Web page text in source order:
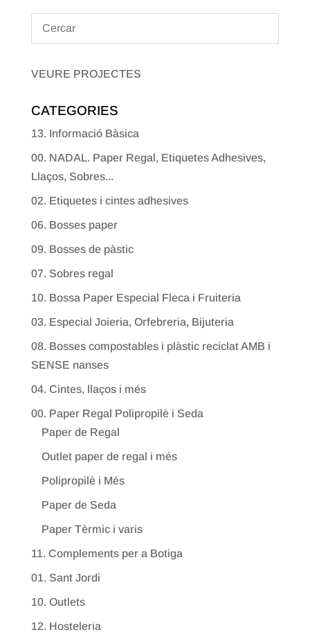
VEURE PROJECTES
CATEGORIES
13. Informació Bàsica
00. NADAL. Paper Regal, Etiquetes Adhesives,
Llaços, Sobres...
02. Etiquetes i cintes adhesives
06. Bosses paper
09. Bosses de pàstic
07. Sobres regal
10. Bossa Paper Especial Fleca i Fruiteria
03. Especial Joieria, Orfebreria, Bijuteria
08. Bosses compostables i plàstic reciclat AMB i
SENSE nanses
04. Cintes, llaços i més
00. Paper Regal Polipropilè i Seda
Paper de Regal
Outlet paper de regal i més
Polipropilè i Més
Paper de Seda
Paper Tèrmic i varis
11. Complements per a Botiga
01. Sant Jordi
10. Outlets
12. Hosteleria